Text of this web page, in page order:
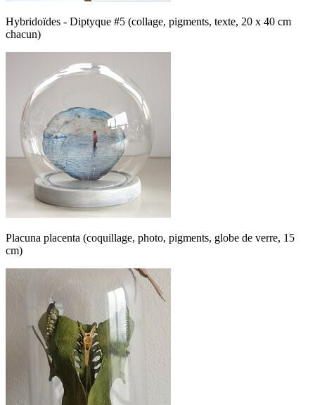
Hybridoïdes - Diptyque #5 (collage, pigments, texte, 20 x 40 cm
chacun)
Placuna placenta (coquillage, photo, pigments, globe de verre, 15
cm)